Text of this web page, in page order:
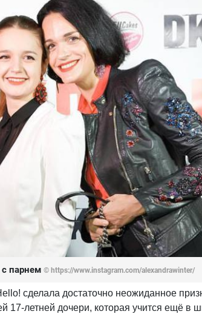
парнем © https://www.instagram.com/alexandrawinter/
сделала достаточно неожиданное
17-летней дочери, которая учится ещё в